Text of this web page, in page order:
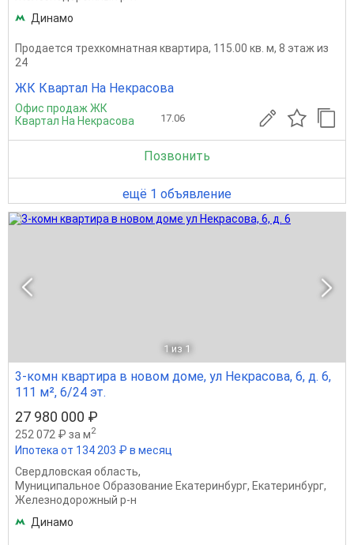
Динамо
Продается трехкомнатная квартира, 115.00 кв. м, 8 этаж из
24
ЖК Квартал На Некрасова
Офис продаж ЖК
Квартал На Некрасова
17.06
Позвонить
ещё 1 объявление
1 из 1
3-комн квартира в новом доме, ул Некрасова, 6, д. 6,
111 м², 6/24 эт.
27 980 000 ₽
252 072 ₽ за м2
Ипотека от 134 203 ₽ в месяц
Свердловская область,
Муниципальное Образование Екатеринбург, Екатеринбург,
Железнодорожный р-н
Динамо